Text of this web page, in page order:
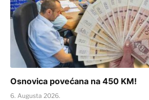
Osnovica povećana na 450 KM!
6. Augusta 2026.